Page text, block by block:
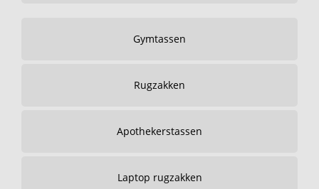
Gymtassen
Rugzakken
Apothekerstassen
Laptop rugzakken